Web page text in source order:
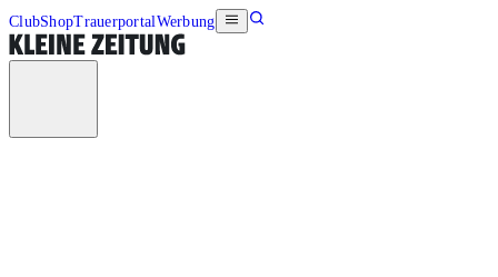
ClubShopTrauerportalWerbung